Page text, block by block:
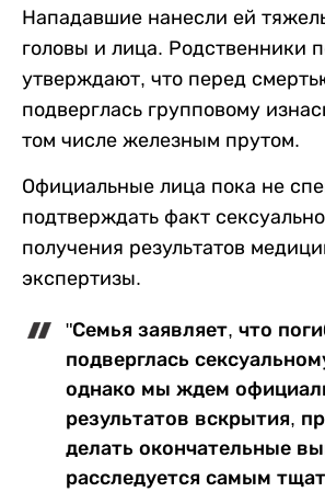
Нападавшие нанесли ей
головы и лица. Родственники
утверждают, что перед
подверглась групповому
том числе железным прутом.
Официальные лица пока не
подтверждать факт
получения результатов
экспертизы.
"Семья заявляет, что
подверглась
однако мы ждем
результатов вскрытия,
делать окончательные
расследуется самым